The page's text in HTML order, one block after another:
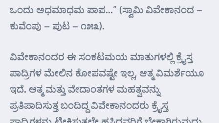
ಒಂದು ಅಧಮಾಧಮ ಪಾಪ…” (ಸ್ವಾಮಿ ವಿವೇಕಾನಂದ –
ಕುವೆಂಪು – ಪುಟ – ೧೫೩).
ವಿವೇಕಾನಂದರ ಈ ಸಂಕಟಮಯ ಮಾತುಗಳಲ್ಲಿ ಕ್ರೈಸ್ತ
ಪಾದ್ರಿಗಳ ಮೇಲಿನ ಕೋಪವಷ್ಟೇ ಇಲ್ಲ, ಆತ್ಮ ವಿಮರ್ಶೆಯೂ
ಇದೆ. ಆತ್ಮ ಮತ್ತು ವೇದಾಂತಗಳ ಮಹತ್ವವನ್ನು
ಪ್ರತಿಪಾದಿಸುತ್ತ ಬಂದಿದ್ದ ವಿವೇಕಾನಂದರು ಕ್ರೈಸ್ತ